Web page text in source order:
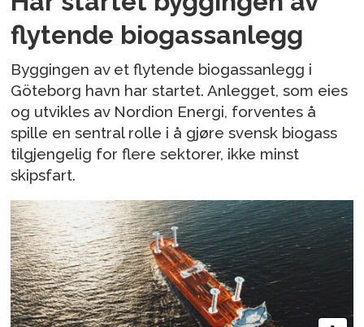
flytende biogassanlegg
Byggingen av et flytende biogassanlegg i
Göteborg havn har startet. Anlegget, som eies
og utvikles av Nordion Energi, forventes å
spille en sentral rolle i å gjøre svensk biogass
tilgjengelig for flere sektorer, ikke minst
skipsfart.